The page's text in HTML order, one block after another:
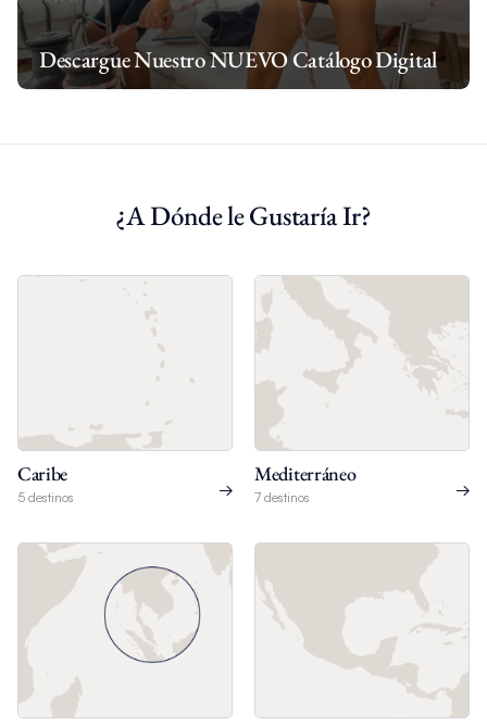
Descargue Nuestro NUEVO Catálogo Digital
¿A Dónde le Gustaría Ir?
Caribe
5 destinos
Mediterráneo
7 destinos